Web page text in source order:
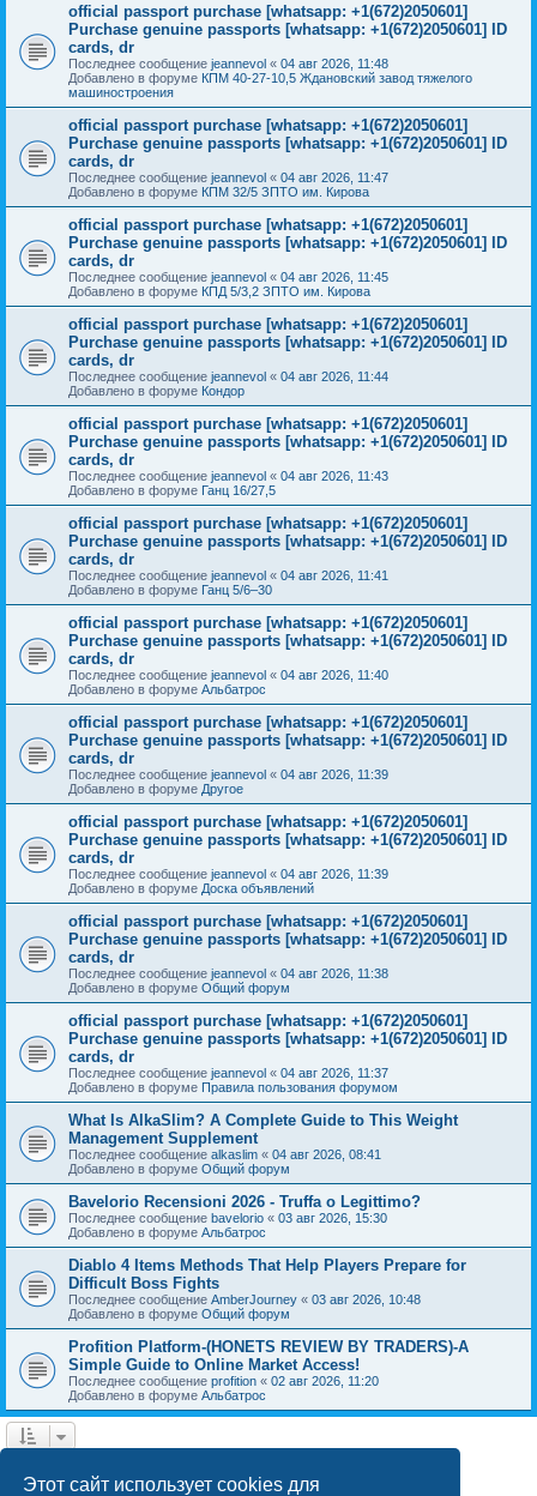
Этот сайт использует cookies для
official passport purchase [whatsapp: +1(672)2050601]
Purchase genuine passports [whatsapp: +1(672)2050601] ID
cards, dr
Последнее сообщение jeannevol « 04 авг 2026, 11:48
Добавлено в форуме КПМ 40-27-10,5 Ждановский завод тяжелого
машиностроения
official passport purchase [whatsapp: +1(672)2050601]
Purchase genuine passports [whatsapp: +1(672)2050601] ID
cards, dr
Последнее сообщение jeannevol « 04 авг 2026, 11:47
Добавлено в форуме КПМ 32/5 ЗПТО им. Кирова
official passport purchase [whatsapp: +1(672)2050601]
Purchase genuine passports [whatsapp: +1(672)2050601] ID
cards, dr
Последнее сообщение jeannevol « 04 авг 2026, 11:45
Добавлено в форуме КПД 5/3,2 ЗПТО им. Кирова
official passport purchase [whatsapp: +1(672)2050601]
Purchase genuine passports [whatsapp: +1(672)2050601] ID
cards, dr
Последнее сообщение jeannevol « 04 авг 2026, 11:44
Добавлено в форуме Кондор
official passport purchase [whatsapp: +1(672)2050601]
Purchase genuine passports [whatsapp: +1(672)2050601] ID
cards, dr
Последнее сообщение jeannevol « 04 авг 2026, 11:43
Добавлено в форуме Ганц 16/27,5
official passport purchase [whatsapp: +1(672)2050601]
Purchase genuine passports [whatsapp: +1(672)2050601] ID
cards, dr
Последнее сообщение jeannevol « 04 авг 2026, 11:41
Добавлено в форуме Ганц 5/6–30
official passport purchase [whatsapp: +1(672)2050601]
Purchase genuine passports [whatsapp: +1(672)2050601] ID
cards, dr
Последнее сообщение jeannevol « 04 авг 2026, 11:40
Добавлено в форуме Альбатрос
official passport purchase [whatsapp: +1(672)2050601]
Purchase genuine passports [whatsapp: +1(672)2050601] ID
cards, dr
Последнее сообщение jeannevol « 04 авг 2026, 11:39
Добавлено в форуме Другое
official passport purchase [whatsapp: +1(672)2050601]
Purchase genuine passports [whatsapp: +1(672)2050601] ID
cards, dr
Последнее сообщение jeannevol « 04 авг 2026, 11:39
Добавлено в форуме Доска объявлений
official passport purchase [whatsapp: +1(672)2050601]
Purchase genuine passports [whatsapp: +1(672)2050601] ID
cards, dr
Последнее сообщение jeannevol « 04 авг 2026, 11:38
Добавлено в форуме Общий форум
official passport purchase [whatsapp: +1(672)2050601]
Purchase genuine passports [whatsapp: +1(672)2050601] ID
cards, dr
Последнее сообщение jeannevol « 04 авг 2026, 11:37
Добавлено в форуме Правила пользования форумом
What Is AlkaSlim? A Complete Guide to This Weight
Management Supplement
Последнее сообщение alkaslim « 04 авг 2026, 08:41
Добавлено в форуме Общий форум
Bavelorio Recensioni 2026 - Truffa o Legittimo?
Последнее сообщение bavelorio « 03 авг 2026, 15:30
Добавлено в форуме Альбатрос
Diablo 4 Items Methods That Help Players Prepare for
Difficult Boss Fights
Последнее сообщение AmberJourney « 03 авг 2026, 10:48
Добавлено в форуме Общий форум
Profition Platform-(HONETS REVIEW BY TRADERS)-A
Simple Guide to Online Market Access!
Последнее сообщение profition « 02 авг 2026, 11:20
Добавлено в форуме Альбатрос